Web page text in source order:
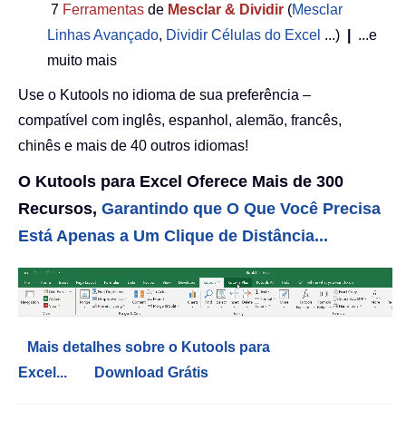
7 Ferramentas de Mesclar & Dividir (Mesclar
Linhas Avançado, Dividir Células do Excel ...)
...e
muito mais
Use o Kutools no idioma de sua preferência –
compatível com inglês, espanhol, alemão, francês,
chinês e mais de 40 outros idiomas!
O Kutools para Excel Oferece Mais de 300
Recursos, Garantindo que O Que Você Precisa
Está Apenas a Um Clique de Distância...
Mais detalhes sobre o Kutools para
Excel...
Download Grátis